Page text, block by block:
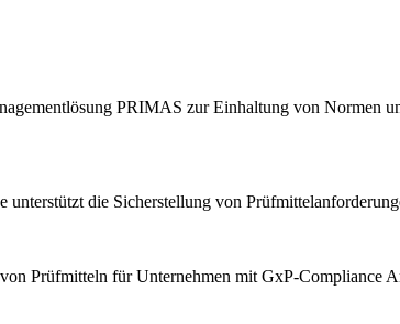
PRIMAS zur Einhaltung von Normen
die Sicherstellung von
Prüfmitteln für Unternehmen mit GxP-Compliance